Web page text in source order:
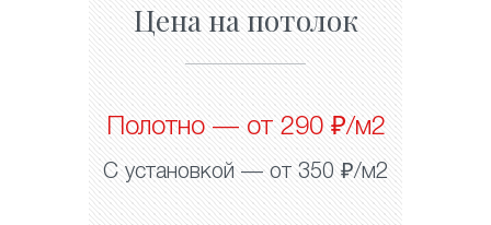
Цена на потолок
Полотно — от 290 ₽/м2
С установкой — от 350 ₽/м2